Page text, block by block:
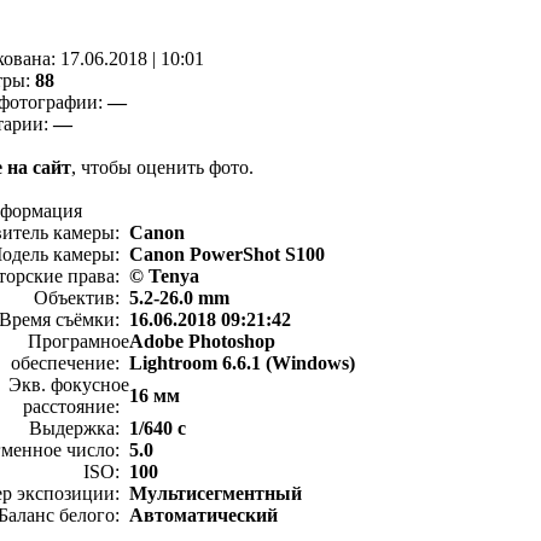
17.06.2018 | 10:01
88
—
—
на сайт, чтобы оценить фото.
камеры: Canon
камеры: Canon PowerShot S100
права: © Tenya
Объектив: 5.2-26.0 mm
Время съёмки: 16.06.2018 09:21:42
Програмное
обеспечение:
Adobe Photoshop
Lightroom 6.6.1 (Windows)
Экв. фокусное
расстояние:
16 мм
Выдержка: 1/640 с
число: 5.0
ISO: 100
экспозиции: Мультисегментный
белого: Автоматический